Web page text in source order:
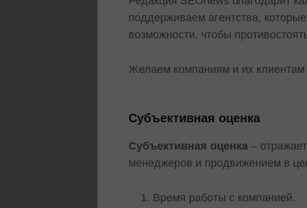
поддерживаем агентства,
возможности, чтобы
Желаем компаниям и их клиентам
Субъективная оценка
Субъективная оценка –
менеджеров и продвижением в
Время работы с компанией.